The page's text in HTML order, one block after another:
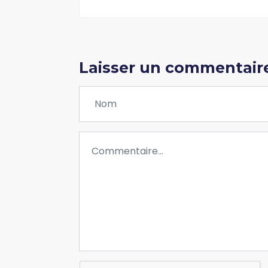
Laisser un